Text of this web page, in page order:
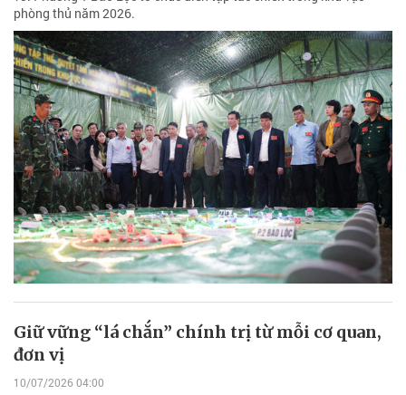
phòng thủ năm 2026.
Giữ vững “lá chắn” chính trị từ mỗi cơ quan,
đơn vị
10/07/2026 04:00